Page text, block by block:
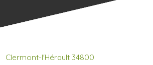
Clermont-l'Hérault 34800